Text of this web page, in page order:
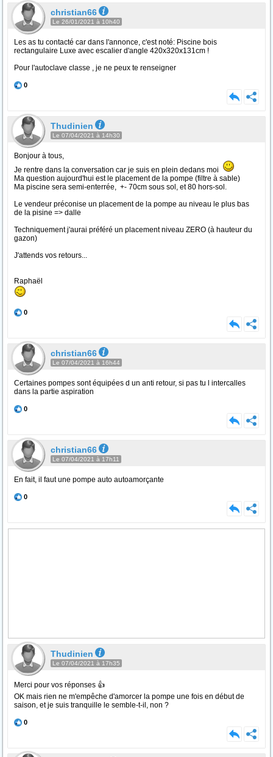
christian66
Le 26/01/2021 à 10h40
Les as tu contacté car dans l'annonce, c'est noté: Piscine bois
rectangulaire Luxe avec escalier d'angle 420x320x131cm !
Pour l'autoclave classe , je ne peux te renseigner
0
Thudinien
Le 07/04/2021 à 14h30
Bonjour à tous,
Je rentre dans la conversation car je suis en plein dedans moi
Ma question aujourd'hui est le placement de la pompe (filtre à sable)
Ma piscine sera semi-enterrée, +- 70cm sous sol, et 80 hors-sol.
Le vendeur préconise un placement de la pompe au niveau le plus bas
de la pisine => dalle
Techniquement j'aurai préféré un placement niveau ZERO (à hauteur du
gazon)
J'attends vos retours...
Raphaël
0
christian66
Le 07/04/2021 à 16h44
Certaines pompes sont équipées d un anti retour, si pas tu l intercalles
dans la partie aspiration
0
christian66
Le 07/04/2021 à 17h11
En fait, il faut une pompe auto autoamorçante
0
Thudinien
Le 07/04/2021 à 17h35
Merci pour vos réponses 👍
OK mais rien ne m'empêche d'amorcer la pompe une fois en début de
saison, et je suis tranquille le semble-t-il, non ?
0